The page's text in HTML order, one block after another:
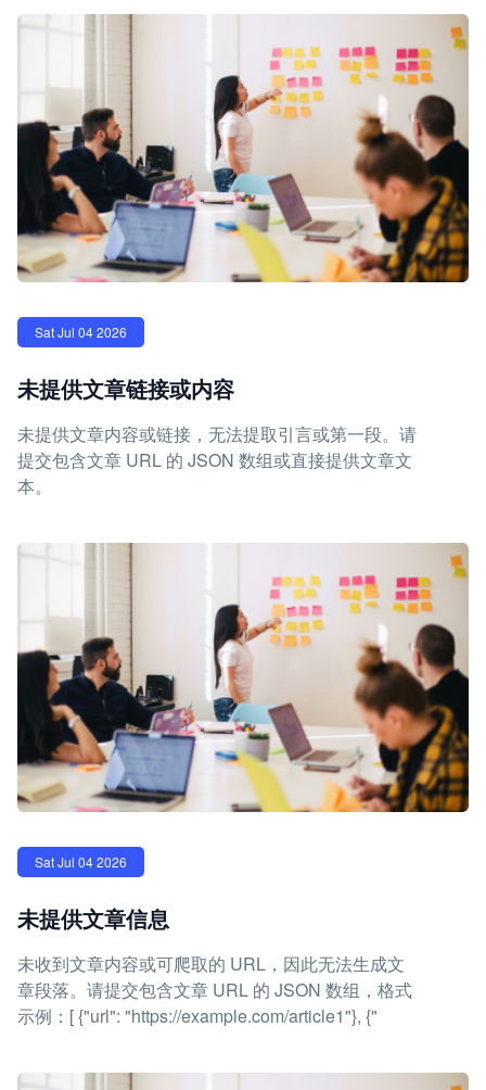
Sat Jul 04 2026
未提供文章链接或内容
未提供文章内容或链接，无法提取引言或第一段。请
提交包含文章 URL 的 JSON 数组或直接提供文章文
本。
Sat Jul 04 2026
未提供文章信息
未收到文章内容或可爬取的 URL，因此无法生成文
章段落。请提交包含文章 URL 的 JSON 数组，格式
示例：[ {"url": "https://example.com/article1"}, {"